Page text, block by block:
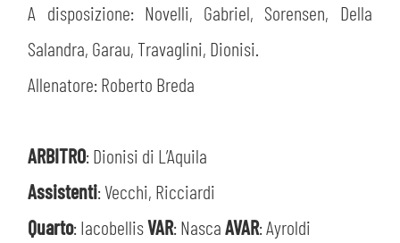
CERCA
A disposizione: Novelli, Gabriel, Sorensen, Della
Salandra, Garau, Travaglini, Dionisi.
Allenatore: Roberto Breda
ARBITRO: Dionisi di L’Aquila
Assistenti: Vecchi, Ricciardi
Quarto: IacobellisVAR: NascaAVAR: Ayroldi